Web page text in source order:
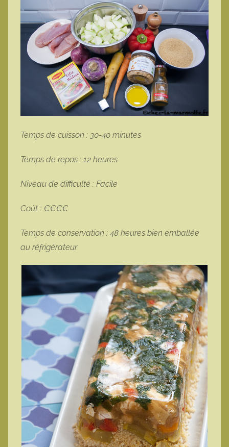
Temps de cuisson : 30-40 minutes
Temps de repos : 12 heures
Niveau de difficulté : Facile
Coût : €€€€
Temps de conservation : 48 heures bien emballée
au réfrigérateur